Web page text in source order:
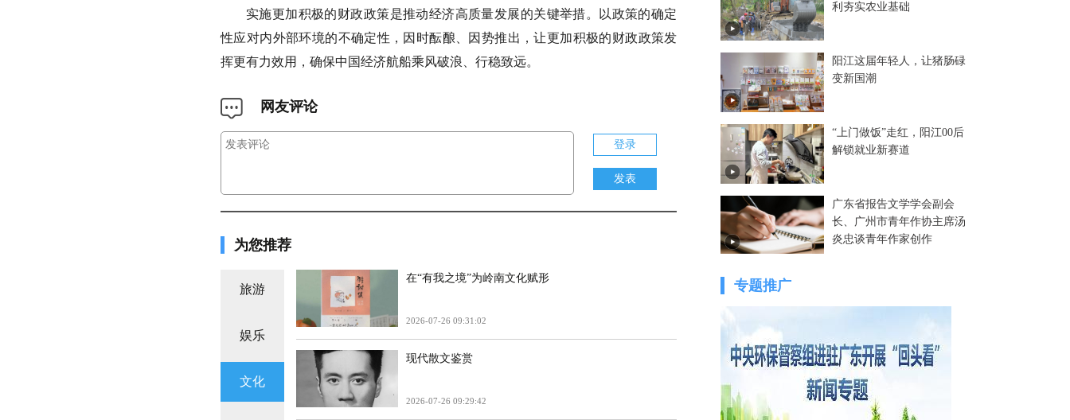
实施更加积极的财政政策是推动经济高质量发展的关键举措。以政策的确定
性应对内外部环境的不确定性，因时酝酿、因势推出，让更加积极的财政政策发
挥更有力效用，确保中国经济航船乘风破浪、行稳致远。
网友评论
登录
发表
为您推荐
旅游
娱乐
文化
在“有我之境”为岭南文化赋形
2026-07-26 09:31:02
现代散文鉴赏
2026-07-26 09:29:42
利夯实农业基础
阳江这届年轻人，让猪肠碌
变新国潮
“上门做饭”走红，阳江00后
解锁就业新赛道
广东省报告文学学会副会
长、广州市青年作协主席汤
炎忠谈青年作家创作
专题推广